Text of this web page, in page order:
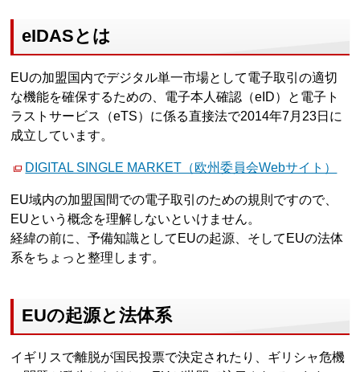
eIDASとは
EUの加盟国内でデジタル単一市場として電子取引の適切
な機能を確保するための、電子本人確認（eID）と電子ト
ラストサービス（eTS）に係る直接法で2014年7月23日に
成立しています。
DIGITAL SINGLE MARKET（欧州委員会Webサイト）
EU域内の加盟国間での電子取引のための規則ですので、
EUという概念を理解しないといけません。
経緯の前に、予備知識としてEUの起源、そしてEUの法体
系をちょっと整理します。
EUの起源と法体系
イギリスで離脱が国民投票で決定されたり、ギリシャ危機